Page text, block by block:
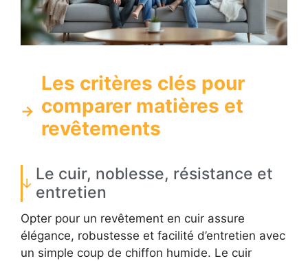
Les critères clés pour
comparer matières et
revêtements
Le cuir, noblesse, résistance et
entretien
Opter pour un revêtement en cuir assure
élégance, robustesse et facilité d’entretien avec
un simple coup de chiffon humide. Le cuir